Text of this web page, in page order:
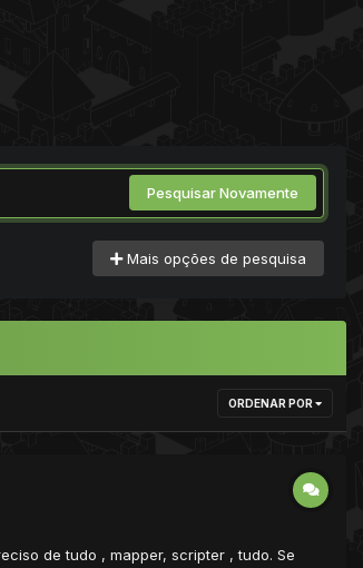
Pesquisar Novamente
Mais opções de pesquisa
ORDENAR POR
de tudo , mapper, scripter , tudo. Se